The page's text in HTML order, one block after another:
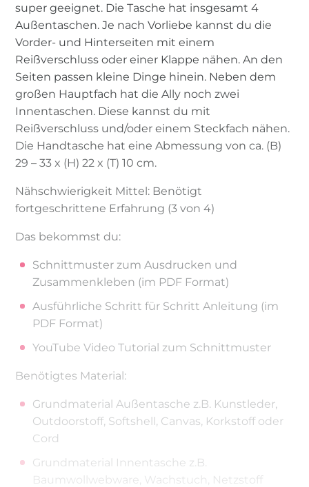
super geeignet. Die Tasche hat insgesamt 4
Außentaschen. Je nach Vorliebe kannst du die
Vorder- und Hinterseiten mit einem
Reißverschluss oder einer Klappe nähen. An den
Seiten passen kleine Dinge hinein. Neben dem
großen Hauptfach hat die Ally noch zwei
Innentaschen. Diese kannst du mit
Reißverschluss und/oder einem Steckfach nähen.
Die Handtasche hat eine Abmessung von ca. (B)
29 – 33 x (H) 22 x (T) 10 cm.
Nähschwierigkeit Mittel: Benötigt
fortgeschrittene Erfahrung (3 von 4)
Das bekommst du:
Schnittmuster zum Ausdrucken und
Zusammenkleben (im PDF Format)
Ausführliche Schritt für Schritt Anleitung (im
PDF Format)
YouTube Video Tutorial zum Schnittmuster
Benötigtes Material:
Grundmaterial Außentasche z.B. Kunstleder,
Outdoorstoff, Softshell, Canvas, Korkstoff oder
Cord
Grundmaterial Innentasche z.B.
Baumwollwebware, Wachstuch, Netzstoff